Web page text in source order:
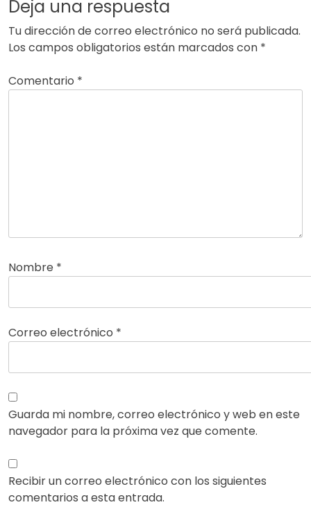
Deja una respuesta
Tu dirección de correo electrónico no será publicada.
Los campos obligatorios están marcados con *
Comentario *
Nombre *
Correo electrónico *
Guarda mi nombre, correo electrónico y web en este
navegador para la próxima vez que comente.
Recibir un correo electrónico con los siguientes
comentarios a esta entrada.